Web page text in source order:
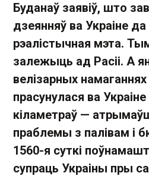
Буданаў заявіў, што
дзеянняў ва Украіне
рэалістычная мэта.
залежыць ад Расіі. А
велізарных намаганнях
прасунулася ва
кіламетраў —
праблемы з палівам і
1560-я суткі
супраць Украіны пры